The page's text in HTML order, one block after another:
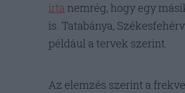
írta nemrég, hogy egy
is. Tatabánya,
például a tervek szerint.
Az elemzés szerint a